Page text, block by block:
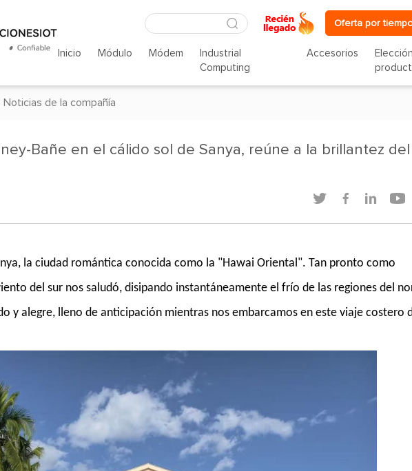
Oferta por
Inicio Módulo Módem
Industrial
Computing
Accesorios
Noticias de la compañía
Bañe en el cálido sol de Sanya, reúne a la brillantez del
   
la ciudad romántica conocida como la "Hawai Oriental". Tan pronto como
del sur nos saludó, disipando instantáneamente el frío de las regiones del
y alegre, lleno de anticipación mientras nos embarcamos en este viaje costero